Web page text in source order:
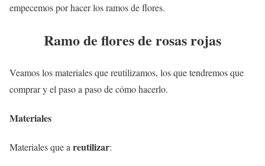
empecemos por hacer los ramos de flores.
Ramo de flores de rosas rojas
Veamos los materiales que reutilizamos, los que tendremos que
comprar y el paso a paso de cómo hacerlo.
Materiales
Materiales que areutilizar: